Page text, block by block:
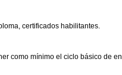
certificados habilitantes.
como mínimo el ciclo básico de